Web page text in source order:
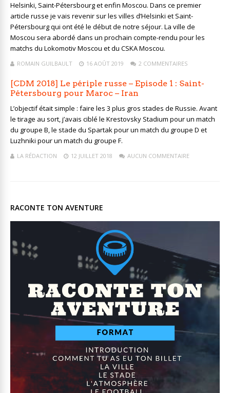
Helsinki, Saint-Pétersbourg et enfin Moscou. Dans ce premier
article russe je vais revenir sur les villes d’Helsinki et Saint-
Pétersbourg qui ont été le début de notre séjour. La ville de
Moscou sera abordé dans un prochain compte-rendu pour les
matchs du Lokomotiv Moscou et du CSKA Moscou.
ROMAIN GUILBAULT 16 AOÛT 2019 2 COMMENTAIRES
[CDM 2018] Le périple russe – Episode 1 : Saint-
Pétersbourg pour Maroc – Iran
L’objectif était simple : faire les 3 plus gros stades de Russie. Avant
le tirage au sort, j’avais ciblé le Krestovsky Stadium pour un match
du groupe B, le stade du Spartak pour un match du groupe D et
Luzhniki pour un match du groupe F.
LA RÉDACTION 12 JUILLET 2018 AUCUN COMMENTAIRE
RACONTE TON AVENTURE